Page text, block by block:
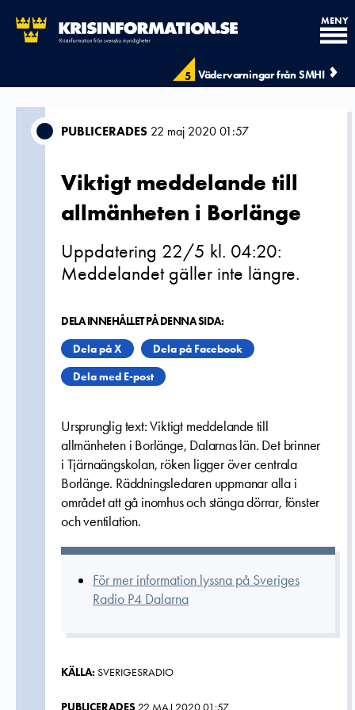
5 Vädervarningar från SMHI
MENY
PUBLICERADES 22 maj 2020 01:57
Viktigt meddelande till
allmänheten i Borlänge
Uppdatering 22/5 kl. 04:20:
Meddelandet gäller inte längre.
DELA INNEHÅLLET PÅ DENNA SIDA:
Dela på X
Dela på Facebook
Dela med E-post
Ursprunglig text: Viktigt meddelande till
allmänheten i Borlänge, Dalarnas län. Det brinner
i Tjärnaängskolan, röken ligger över centrala
Borlänge. Räddningsledaren uppmanar alla i
området att gå inomhus och stänga dörrar, fönster
och ventilation.
För mer information lyssna på Sveriges
Radio P4 Dalarna
KÄLLA: SVERIGESRADIO
PUBLICERADES 22 MAJ 2020 01:57